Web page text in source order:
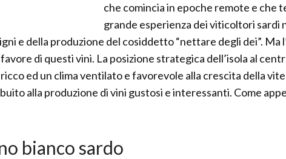
che comincia in epoche remote e che
grande esperienza dei viticoltori sardi
e della produzione del cosiddetto “nettare degli dei”. Ma
favore di questi vini. La posizione strategica dell’isola al
ed un clima ventilato e favorevole alla crescita della
alla produzione di vini gustosi e interessanti. Come
bianco sardo